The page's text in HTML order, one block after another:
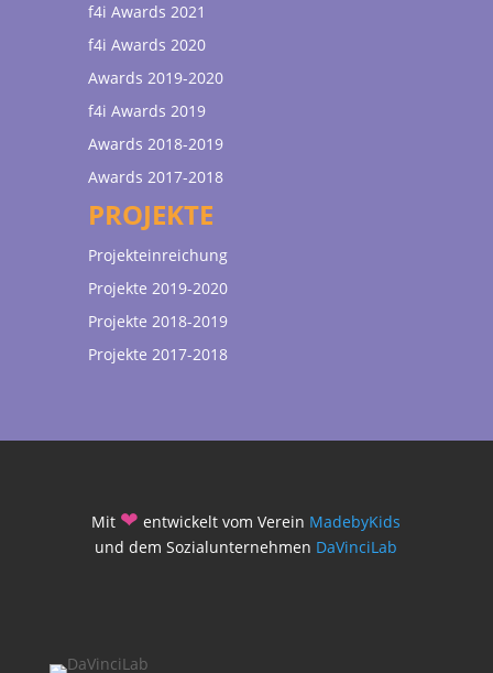
f4i Awards 2021
f4i Awards 2020
Awards 2019-2020
f4i Awards 2019
Awards 2018-2019
Awards 2017-2018
PROJEKTE
Projekteinreichung
Projekte 2019-2020
Projekte 2018-2019
Projekte 2017-2018
Mit ❤ entwickelt vom Verein MadebyKids
und dem Sozialunternehmen DaVinciLab